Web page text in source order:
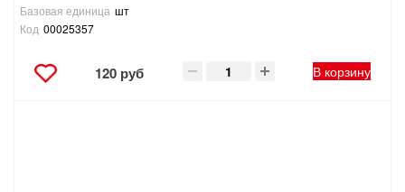
Базовая единица шт
Код 00025357
120 руб В корзину